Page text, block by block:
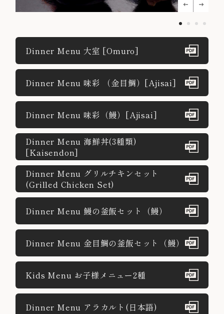
Dinner Menu 大室 [Omuro]
Dinner Menu 味彩 （金目鯛）[Ajisai]
Dinner Menu 味彩（鰻）[Ajisai]
Dinner Menu 海鮮丼(3種類)
[Kaisendon]
Dinner Menu グリルチキンセット
(Grilled Chicken Set)
Dinner Menu 鰻の釜飯セット（鰻）
Dinner Menu 金目鯛の釜飯セット（鰻）
Kids Menu お子様メニュー2種
Dinner Menu アラカルト(日本語)